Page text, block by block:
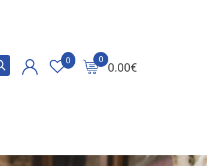
0.00€
0
0